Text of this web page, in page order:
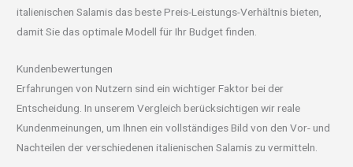
italienischen Salamis das beste Preis-Leistungs-Verhältnis bieten,
damit Sie das optimale Modell für Ihr Budget finden.
Kundenbewertungen
Erfahrungen von Nutzern sind ein wichtiger Faktor bei der
Entscheidung. In unserem Vergleich berücksichtigen wir reale
Kundenmeinungen, um Ihnen ein vollständiges Bild von den Vor- und
Nachteilen der verschiedenen italienischen Salamis zu vermitteln.